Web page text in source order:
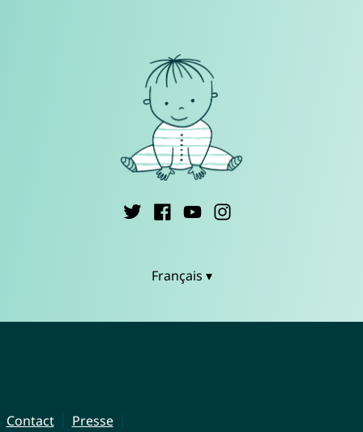
Français ▾
Contact
Presse